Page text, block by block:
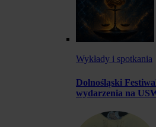
Wykłady i spotkania
Dolnośląski
wydarzenia na